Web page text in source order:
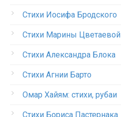
Стихи Иосифа Бродского
Стихи Марины Цветаевой
Стихи Александра Блока
Стихи Агнии Барто
Омар Хайям: стихи, рубаи
Стихи Бориса Пастернака